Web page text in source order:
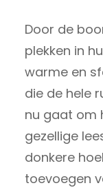
Door de
plekken in
warme en
die de hele
nu gaat om
gezellige
donkere
toevoegen